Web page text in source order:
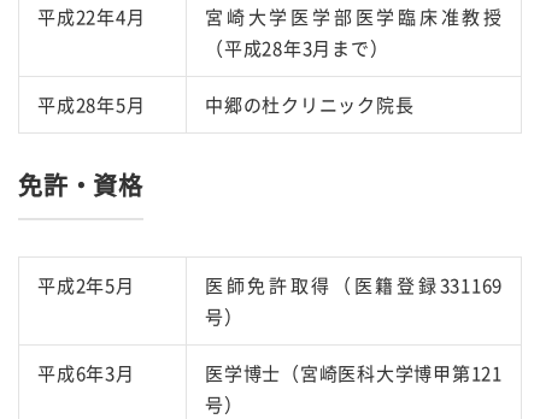
平成22年4月
宮崎大学医学部医学臨床准教授
（平成28年3月まで）
平成28年5月 中郷の杜クリニック院長
免許・資格
平成2年5月
医師免許取得（医籍登録331169
号）
平成6年3月
医学博士（宮崎医科大学博甲第121
号）